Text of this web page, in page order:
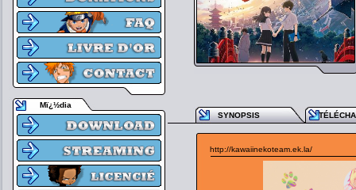
Mï¿½dia
SYNOPSIS
http://kawaiinekoteam.ek.la/